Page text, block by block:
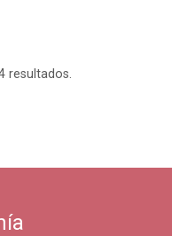
resultados.